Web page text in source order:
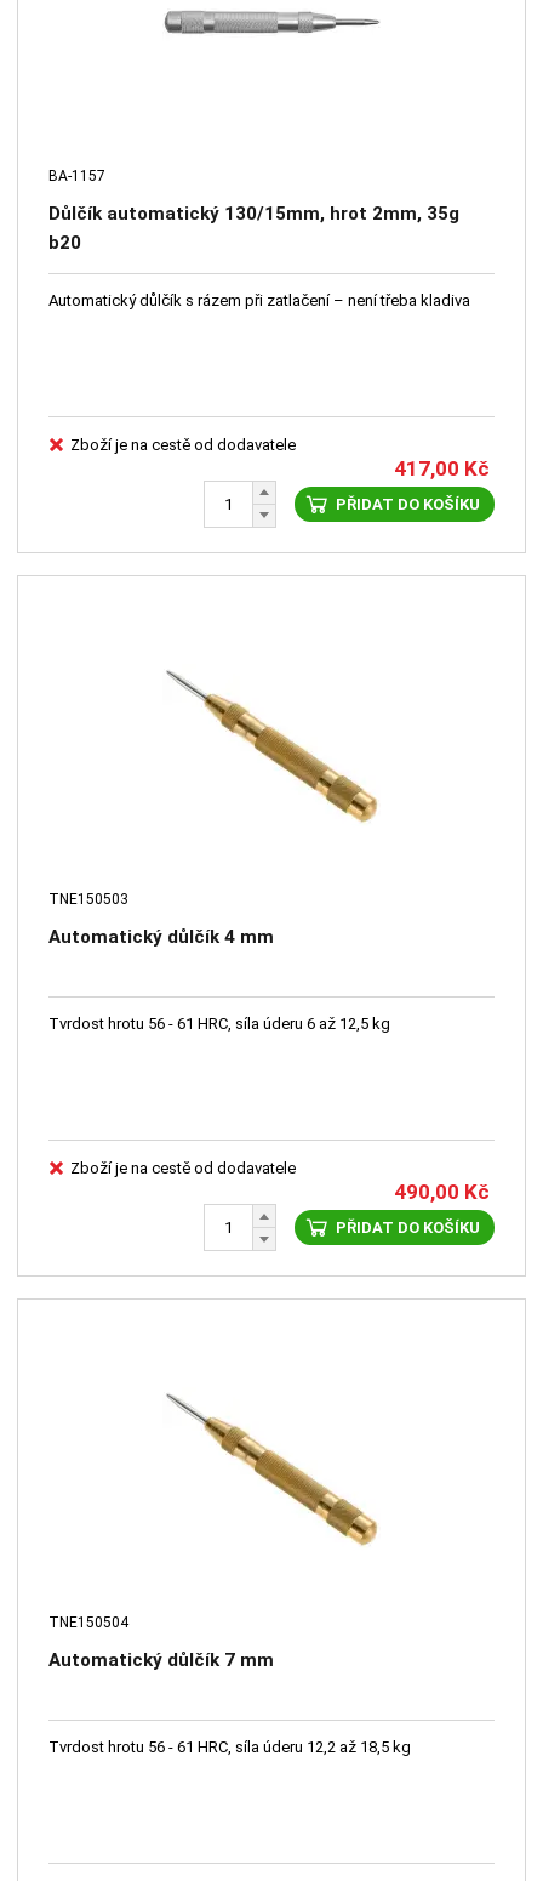
BA-1157
Důlčík automatický 130/15mm, hrot 2mm, 35g
b20
Automatický důlčík s rázem při zatlačení – není třeba kladiva
Zboží je na cestě od dodavatele
417,00 Kč
PŘIDAT DO KOŠÍKU
TNE150503
Automatický důlčík 4 mm
Tvrdost hrotu 56 - 61 HRC, síla úderu 6 až 12,5 kg
Zboží je na cestě od dodavatele
490,00 Kč
PŘIDAT DO KOŠÍKU
TNE150504
Automatický důlčík 7 mm
Tvrdost hrotu 56 - 61 HRC, síla úderu 12,2 až 18,5 kg